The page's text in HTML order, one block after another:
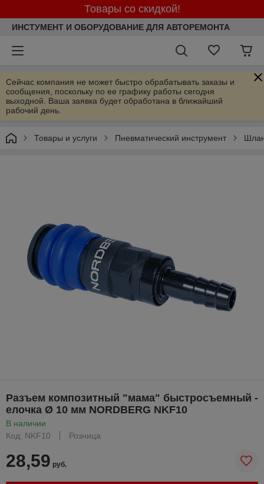
Товары со скидкой!
ИНСТУМЕНТ И ОБОРУДОВАНИЕ ДЛЯ АВТОРЕМОНТА
Сейчас компания не может быстро обрабатывать заказы и
сообщения, поскольку по ее графику работы сегодня
выходной. Ваша заявка будет обработана в ближайший
рабочий день.
Товары и услуги Пневматический инструмент
Разъем композитный "мама" быстросъемный -
елочка Ø 10 мм NORDBERG NKF10
В наличии
Код: NKF10
Розница
28,59 руб.